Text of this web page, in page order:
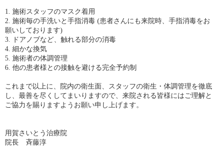
1. 施術スタッフのマスク着用
2. 施術毎の手洗いと手指消毒 (患者さんにも来院時、手指消毒をお
願いしております)
3. ドアノブなど、触れる部分の消毒
4. 細かな換気
5. 施術者の体調管理
6. 他の患者様との接触を避ける完全予約制
これまで以上に、院内の衛生面、スタッフの衛生・体調管理を徹底
し、最善を尽くしてまいりますので、来院される皆様にはご理解と
ご協力を賜りますようお願い申し上げます。
用賀さいとう治療院
院長 斉藤淳